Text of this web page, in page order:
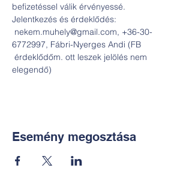
befizetéssel válik érvényessé.
Jelentkezés és érdeklődés:
nekem.muhely@gmail.com, +36-30-
6772997, Fábri-Nyerges Andi (FB
érdeklődőm. ott leszek jelölés nem
elegendő)
Esemény megosztása